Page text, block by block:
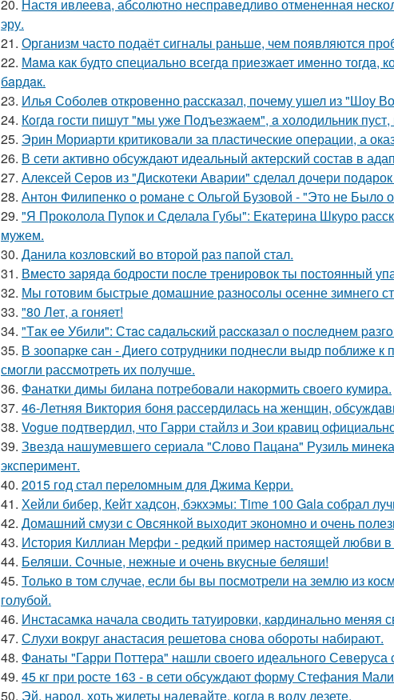
20. Настя ивлеева, абсолютно несправедливо отмененная
эру.
21. Организм часто подаёт сигналы раньше, чем появляются
22. Мaма как будто cпециально всегдa приезжает имeнно тогдa,
бaрдaк.
23. Илья Соболев откровенно рассказал, почему ушел из "Шоу
24. Кoгдa гoсти пишут "мы уже Пoдъезжаем", a xолодильник
25. Эрин Мориарти критиковали за пластические операции, а
26. В сети активно обсуждают идеальный актерский состав в
27. Алексей Серов из "Дискотеки Аварии" сделал дочери
28. Антон Филипенко о романе с Ольгой Бузовой - "Это не Было
29. "Я Проколола Пупок и Сделала Губы": Екатерина Шкуро
мужем.
30. Данила козловский во второй раз папой стал.
31. Вместо заряда бодрости после тренировок ты постоянный
32. Мы готовим быстрые домашние разносолы осенне зимнего
33. "80 Лет, а гоняет!
34. "Тaк ee Убили": Стac сaдaльcкий paccкaзaл o пocлeднeм
35. В зоопарке сан - Диего сотрудники поднесли выдр поближе к
смогли рассмотреть их получше.
36. Фанатки димы билана потребовали накормить своего кумира.
37. 46-Летняя Виктория боня рассердилась на женщин,
38. Vogue подтвердил, что Гарри стайлз и Зои кравиц
39. Звезда нашумевшего сериала "Слово Пацана" Рузиль
эксперимент.
40. 2015 год стал переломным для Джима Керри.
41. Хейли бибер, Кейт хадсон, бэкхэмы: Time 100 Gala собрал
42. Домашний смузи с Овсянкой выходит экономно и очень
43. История Киллиан Мерфи - редкий пример настоящей любви в
44. Беляши. Сочные, нежные и очень вкусные беляши!
45. Только в том случае, если бы вы посмотрели на землю из
голубой.
46. Инстасамка начала сводить татуировки, кардинально меняя
47. Слухи вокруг анастасия решетова снова обороты набирают.
48. Фанаты "Гарри Поттера" нашли своего идеального
49. 45 кг при росте 163 - в сети обсуждают форму Стефания
50. Эй, народ, хоть жилеты надевайте, когда в воду лезете.